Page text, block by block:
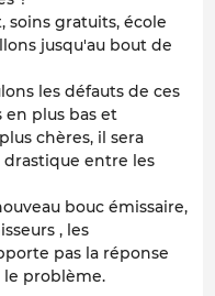
soins gratuits, école
jusqu'au bout de
les défauts de ces
en plus bas et
chères, il sera
entre les
bouc émissaire,
, les
pas la réponse
le problème.